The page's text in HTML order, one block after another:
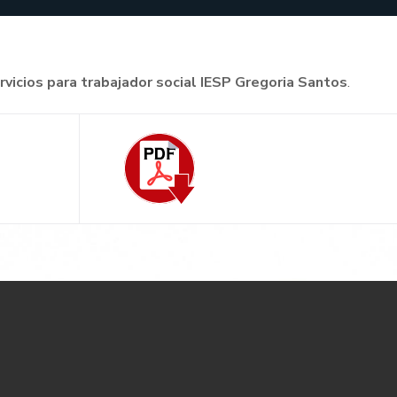
para trabajador social IESP Gregoria Santos.